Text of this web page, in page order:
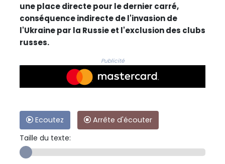
une place directe pour le dernier carré,
conséquence indirecte de l'invasion de
l'Ukraine par la Russie et l'exclusion des clubs
russes.
Publicité
Ecoutez
Arrête d'écouter
Taille du texte: